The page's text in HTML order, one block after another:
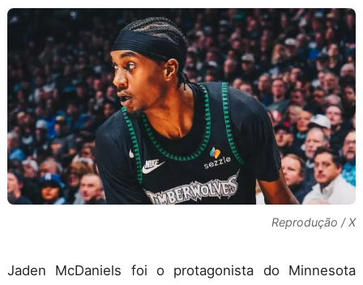
Reprodução / X
Jaden McDaniels foi o protagonista do Minnesota